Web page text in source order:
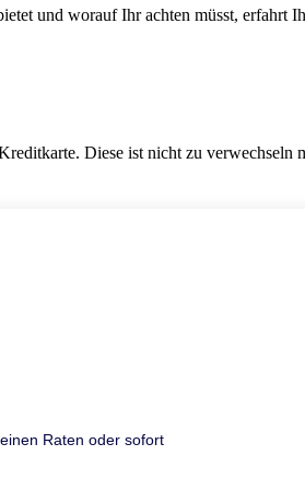
und worauf Ihr achten müsst, erfahrt
Diese ist nicht zu verwechseln
Raten oder sofort